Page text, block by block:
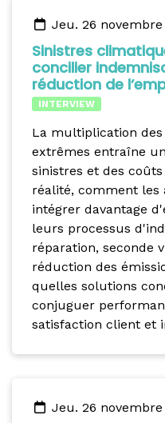
jeu. 26 novembre
Sinistres
concilier
réduction de
INTERVIEW
La multiplication
extrêmes entraîne
sinistres et des coûts
réalité, comment les
intégrer davantage
leurs processus
réparation, seconde
réduction des
quelles solutions
conjuguer
satisfaction client et
jeu. 26 novembre